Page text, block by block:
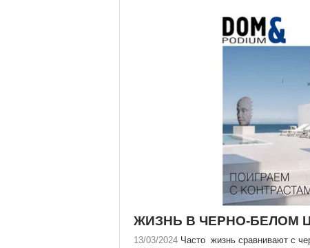
ЖИЗНЬ В ЧЕРНО-БЕЛОМ
13/03/2024Часто жизнь сравнивают с